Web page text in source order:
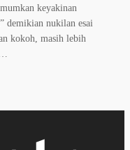
keyakinan
demikian nukilan esai
kokoh, masih lebih